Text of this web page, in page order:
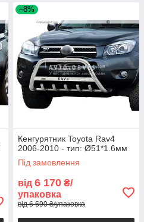
–8%
Кенгурятник Toyota Rav4
2006-2010 - тип: Ø51*1.6мм
Під замовлення
від 6 170 ₴/
упаковка
від 6 690 ₴/упаковка